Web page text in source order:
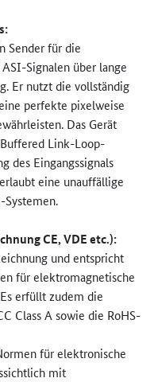
Sender für die
Signalen über lange
Er nutzt die vollständig
perfekte pixelweise
Das Gerät
Link-Loop-
des Eingangssignals
eine unauffällige
Systemen.
CE, VDE etc.):
und entspricht
für elektromagnetische
erfüllt zudem die
Class A sowie die RoHS-
für elektronische
mit